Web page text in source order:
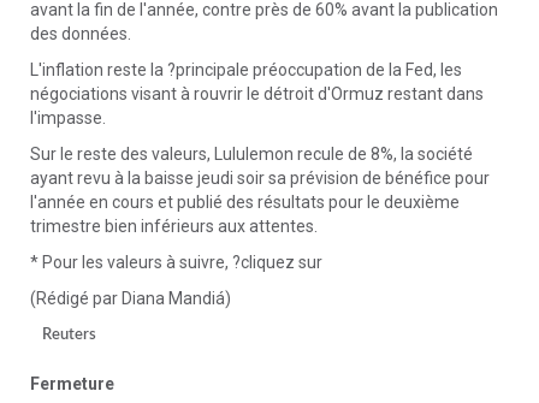
avant la fin de l'année, contre près de 60% avant la publication
des données.
L'inflation reste la ?principale préoccupation de la Fed, les
négociations visant à rouvrir le détroit d'Ormuz restant dans
l'impasse.
Sur le reste des valeurs, Lululemon recule de 8%, la société
ayant revu à la baisse jeudi soir sa prévision de bénéfice pour
l'année en cours et publié des résultats pour le deuxième
trimestre bien inférieurs aux attentes.
* Pour les valeurs à suivre, ?cliquez sur
(Rédigé par Diana Mandiá)
Reuters
Fermeture